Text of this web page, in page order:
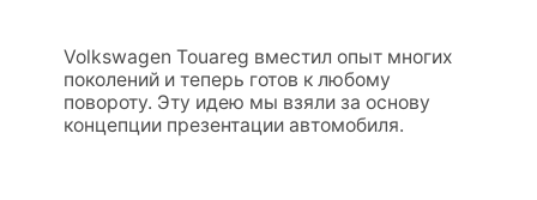
Volkswagen Touareg вместил опыт многих
поколений и теперь готов к любому
повороту. Эту идею мы взяли за основу
концепции презентации автомобиля.